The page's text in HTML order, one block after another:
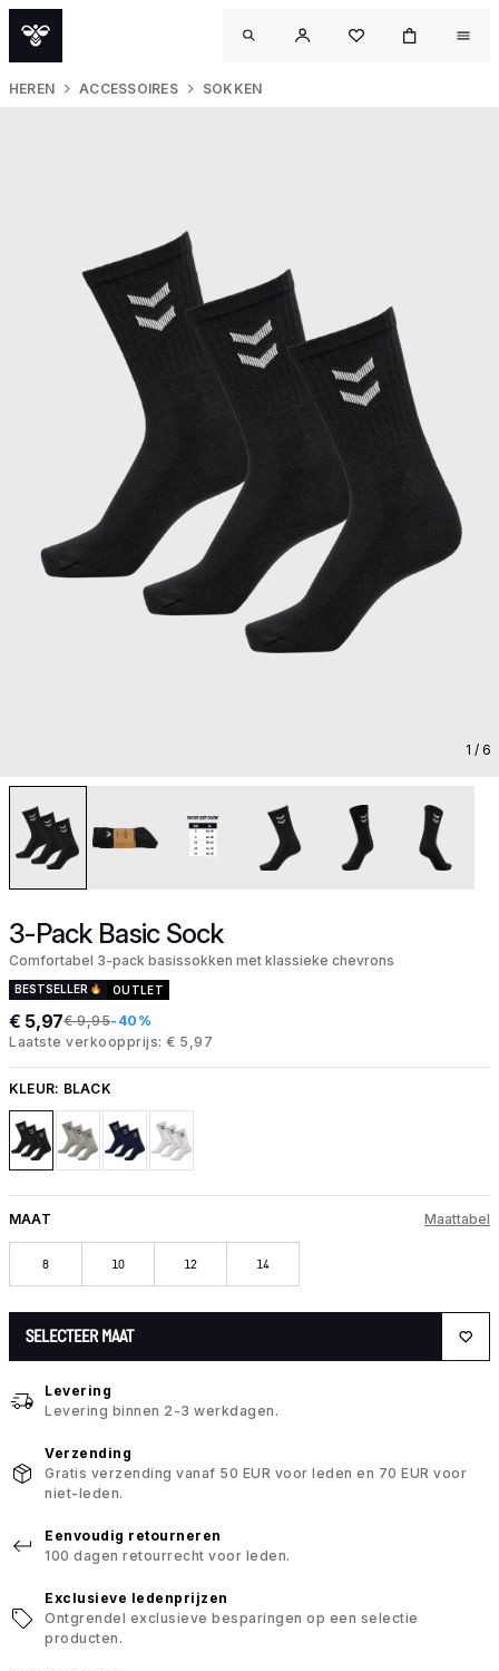
HEREN ACCESSOIRES SOKKEN
1 / 6
3-Pack Basic Sock
Comfortabel 3-pack basissokken met klassieke chevrons
BESTSELLER OUTLET
€ 5,97€ 9,95-40%
Laatste verkoopprijs: € 5,97
KLEUR: BLACK
MAAT Maattabel
8 10 12 14
SELECTEER MAAT
Levering
Levering binnen 2-3 werkdagen.
Verzending
Gratis verzending vanaf 50 EUR voor leden en 70 EUR voor
niet-leden.
Eenvoudig retourneren
100 dagen retourrecht voor leden.
Exclusieve ledenprijzen
Ontgrendel exclusieve besparingen op een selectie
producten.